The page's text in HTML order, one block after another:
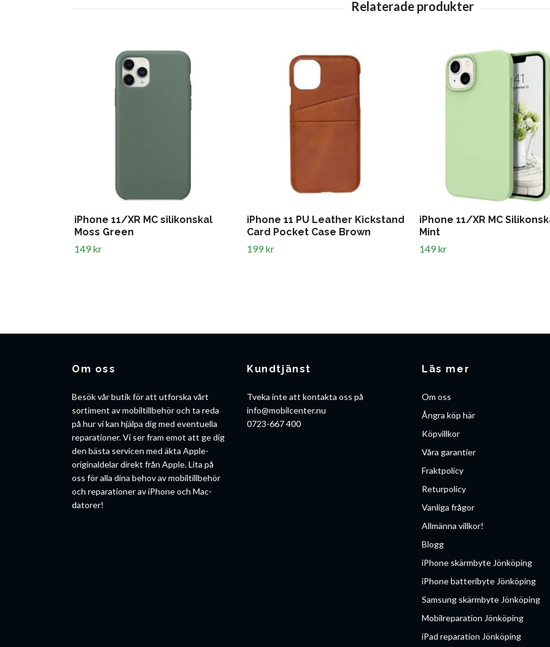
iPhone 11/XR MC silikonskal
Moss Green
149 kr
iPhone 11 PU Leather Kickstand
Card Pocket Case Brown
199 kr
iPhone 11/XR MC
Mint
149 kr
Om oss
Besök vår butik för att utforska vårt
sortiment av mobiltillbehör och ta reda
på hur vi kan hjälpa dig med eventuella
reparationer. Vi ser fram emot att ge dig
den bästa servicen med äkta Apple-
originaldelar direkt från Apple. Lita på
oss för alla dina behov av mobiltillbehör
och reparationer av iPhone och Mac-
datorer!
Kundtjänst
Tveka inte att kontakta oss på
info@mobilcenter.nu
0723-667 400
Läs mer
Om oss
Ångra köp här
Köpvillkor
Våra garantier
Fraktpolicy
Returpolicy
Vanliga frågor
Allmänna villkor!
Blogg
iPhone skärmbyte Jönköping
iPhone batteribyte Jönköping
Samsung skärmbyte Jönköping
Mobilreparation Jönköping
iPad reparation Jönköping